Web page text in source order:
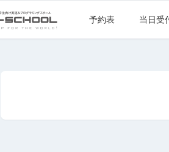
予約表 当日受